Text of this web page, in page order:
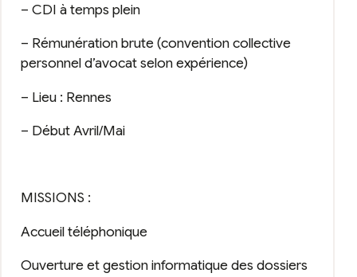
– CDI à temps plein
– Rémunération brute (convention collective
personnel d’avocat selon expérience)
– Lieu : Rennes
– Début Avril/Mai
MISSIONS :
Accueil téléphonique
Ouverture et gestion informatique des dossiers